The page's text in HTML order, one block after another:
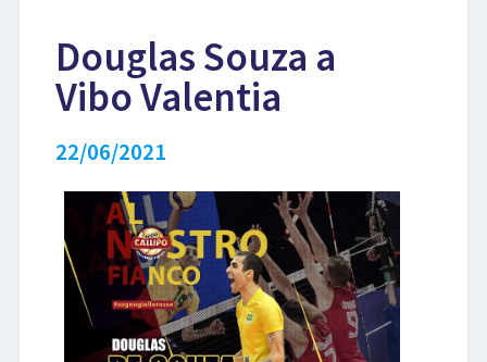
LIBRI
Douglas Souza a
Vibo Valentia
22/06/2021